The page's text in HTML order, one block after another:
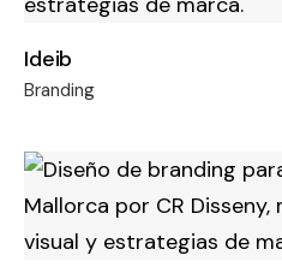
Ideib
Branding